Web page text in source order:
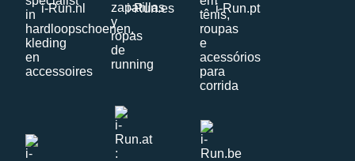
i-Run.nl i-Run.es i-Run.pt